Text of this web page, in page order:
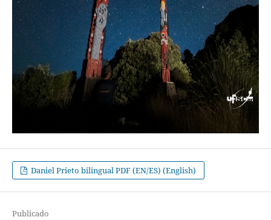
Daniel Prieto bilingual PDF (EN/ES) (English)
Publicado